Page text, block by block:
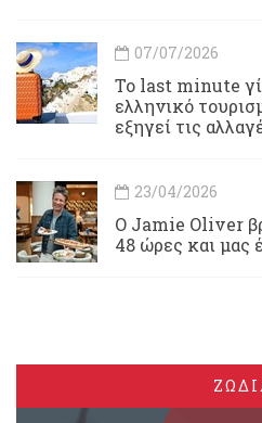
07/07/2026
Το last minute
ελληνικό
εξηγεί τις
23/04/2026
Ο Jamie Oliver
48 ώρες και μας